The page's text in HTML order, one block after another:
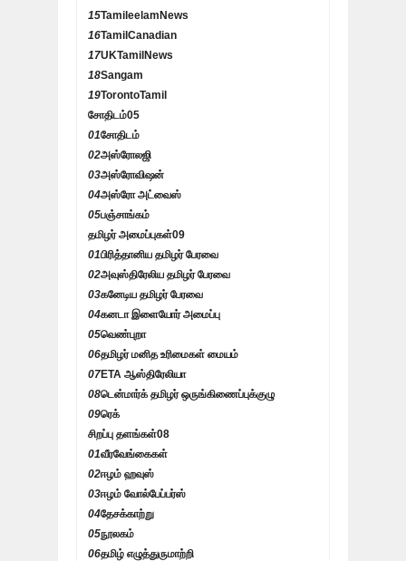
15TamileelamNews
16TamilCanadian
17UKTamilNews
18Sangam
19TorontoTamil
சோதிடம்05
01சோதிடம்
02அஸ்ரோலஜி
03அஸ்ரோவிஷன்
04அஸ்ரோ அட்வைஸ்
05பஞ்சாங்கம்
தமிழர் அமைப்புகள்09
01பிரித்தானிய தமிழர் பேரவை
02அவுஸ்திரேலிய தமிழர் பேரவை
03கனேடிய தமிழர் பேரவை
04கனடா இளையோர் அமைப்பு
05வெண்புறா
06தமிழர் மனித உரிமைகள் மையம்
07ETA ஆஸ்திரேலியா
08டென்மார்க் தமிழர் ஒருங்கிணைப்புக்குழு
09ரெக்
சிறப்பு தளங்கள்08
01வீரவேங்கைகள்
02ஈழம் ஹவுஸ்
03ஈழம் வோல்பேப்பர்ஸ்
04தேசக்காற்று
05நூலகம்
06தமிழ் எழுத்துருமாற்றி